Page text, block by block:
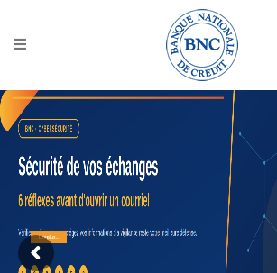
Lire plus...